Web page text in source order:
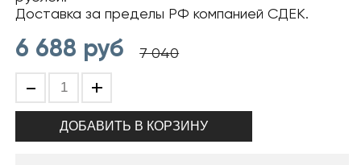
Доставка за пределы РФ компанией СДЕК.
6 688 руб 7 040
- +